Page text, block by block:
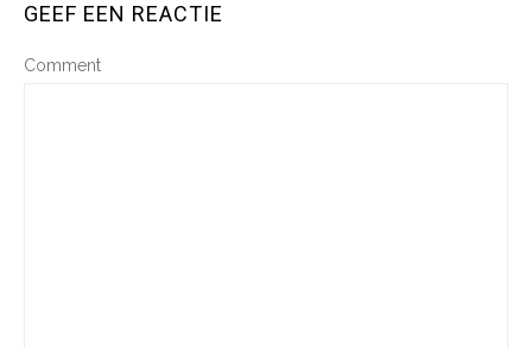
GEEF EEN REACTIE
Comment